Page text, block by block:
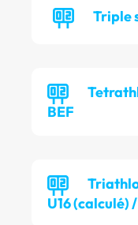
Triple
BEF
U16 (calculé)